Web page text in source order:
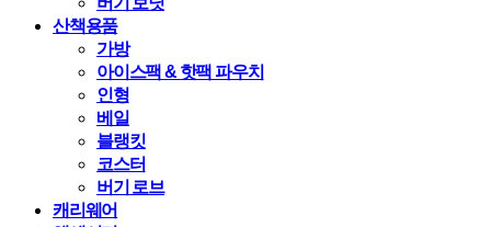
산책용품
가방
아이스팩 & 핫팩 파우치
인형
베일
블랭킷
코스터
버기 로브
캐리웨어